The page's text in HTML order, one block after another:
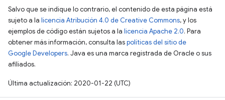
Salvo que se indique lo contrario, el contenido de esta página está
sujeto a la licencia Atribución 4.0 de Creative Commons, y los
ejemplos de código están sujetos a la licencia Apache 2.0. Para
obtener más información, consulta laspolíticas del sitio de
Google Developers. Java es una marca registrada de Oracle o sus
afiliados.
Última actualización: 2020-01-22 (UTC)